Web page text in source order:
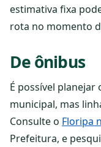
estimativa fixa
rota no momento
De ônibus
É possível
municipal, mas
Consulte o Floripa
Prefeitura, e